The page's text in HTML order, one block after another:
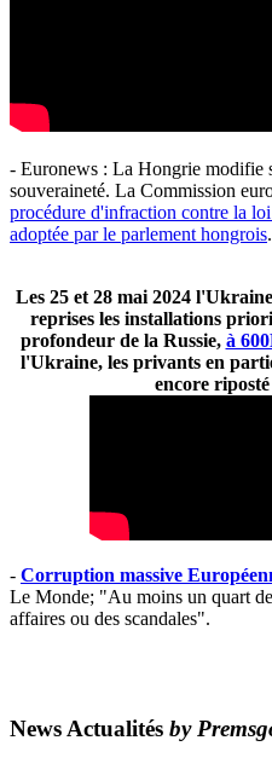
- Euronews : La Hongrie modifie
souveraineté. La Commission
procédure d'infraction contre la
adoptée par le parlement hongrois.
Les 25 et 28 mai 2024
reprises les installations
profondeur de la Russie, à
l'Ukraine, les privants en
encore
- Corruption massive
Le Monde; "Au moins un quart
affaires ou des scandales".
News Actualités by